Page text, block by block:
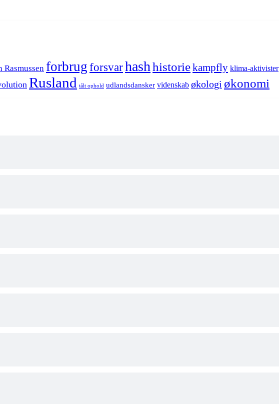
Rasmussen forbrugforsvarhash historiekampfly klima-aktivister
Rusland tålt ophold udlandsdansker videnskab økologi økonomi